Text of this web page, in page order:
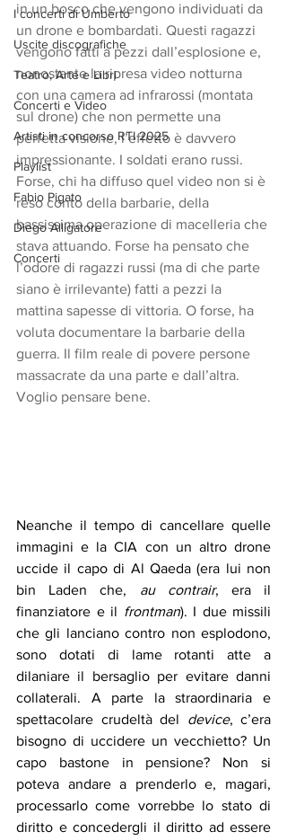
I concerti di Umberto
Uscite discografiche
Teatro, Arte e Libri
Concerti e Video
Artisti in concorso RTI 2025
Playlist
Fabio Pigato
Diego Alligatore
Concerti
in un bosco che vengono individuati da
un drone e bombardati. Questi ragazzi
vengono fatti a pezzi dall’esplosione e,
nonostante la ripresa video notturna
con una camera ad infrarossi (montata
sul drone) che non permette una
perfetta visione, l’effetto è davvero
impressionante. I soldati erano russi.
Forse, chi ha diffuso quel video non si è
reso conto della barbarie, della
bassissima operazione di macelleria che
stava attuando. Forse ha pensato che
l’odore di ragazzi russi (ma di che parte
siano è irrilevante) fatti a pezzi la
mattina sapesse di vittoria. O forse, ha
voluta documentare la barbarie della
guerra. Il film reale di povere persone
massacrate da una parte e dall’altra.
Voglio pensare bene.
Neanche il tempo di cancellare quelle
immagini e la CIA con un altro drone
uccide il capo di Al Qaeda (era lui non
bin Laden che, au contrair, era il
finanziatore e il frontman). I due missili
che gli lanciano contro non esplodono,
sono dotati di lame rotanti atte a
dilaniare il bersaglio per evitare danni
collaterali. A parte la straordinaria e
spettacolare crudeltà del device, c’era
bisogno di uccidere un vecchietto? Un
capo bastone in pensione? Non si
poteva andare a prenderlo e, magari,
processarlo come vorrebbe lo stato di
diritto e concedergli il diritto ad essere